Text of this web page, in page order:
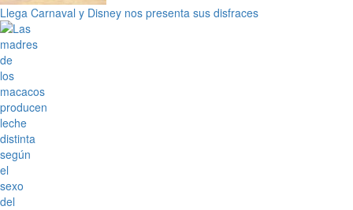
Llega Carnaval y Disney nos presenta sus disfraces